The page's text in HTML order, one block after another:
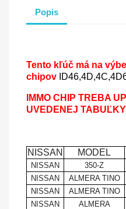
Popis
Tento kľúč má na
chipov
IMMO CHIP TREBA
UVEDENEJ
NISSAN MODEL
NISSAN 350-Z
NISSAN
ALMERA TINO
NISSAN
ALMERA TINO
NISSAN
ALMERA